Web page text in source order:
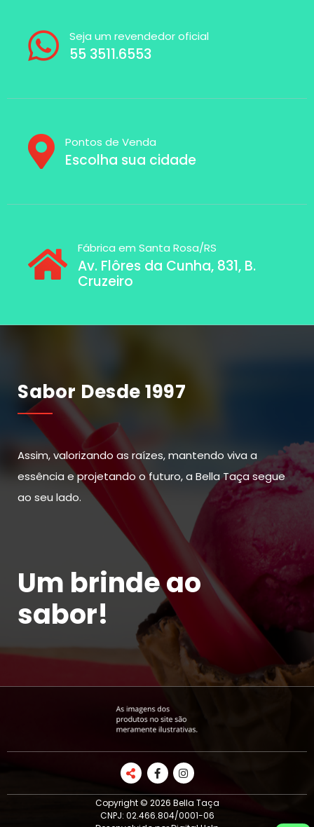
Seja um revendedor oficial
55 3511.6553
Pontos de Venda
Escolha sua cidade
Fábrica em Santa Rosa/RS
Av. Flôres da Cunha, 831, B.
Cruzeiro
Sabor Desde 1997
Assim, valorizando as raízes, mantendo viva a
essência e projetando o futuro, a Bella Taça segue
ao seu lado.
Um brinde ao
sabor!
Copyright © 2026 Bella Taça
CNPJ: 02.466.804/0001-06